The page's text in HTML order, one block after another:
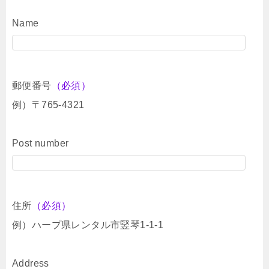
Name
郵便番号 （必須）
例）〒765-4321
Post number
住所 （必須）
例）ハープ県レンタル市竪琴1-1-1
Address